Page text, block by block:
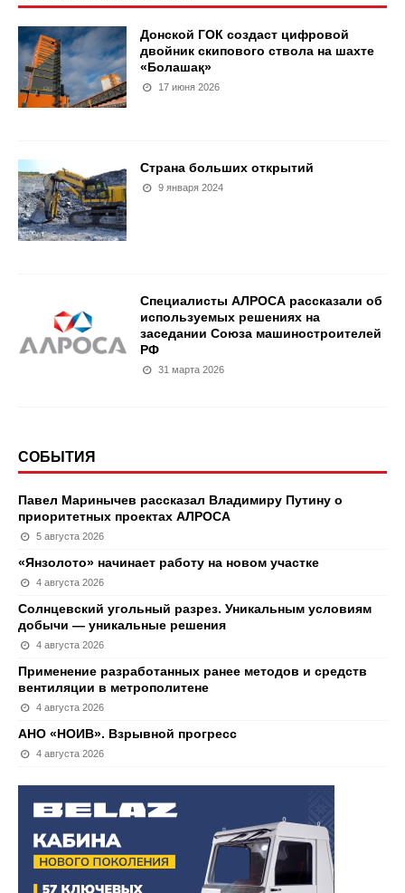
Донской ГОК создаст цифровой
двойник скипового ствола на шахте
«Болашақ»
17 июня 2026
Страна больших открытий
9 января 2024
Специалисты АЛРОСА рассказали об
используемых решениях на
заседании Союза машиностроителей
РФ
31 марта 2026
СОБЫТИЯ
Павел Маринычев рассказал Владимиру Путину о
приоритетных проектах АЛРОСА
5 августа 2026
«Янзолото» начинает работу на новом участке
4 августа 2026
Солнцевский угольный разрез. Уникальным условиям
добычи — уникальные решения
4 августа 2026
Применение разработанных ранее методов и средств
вентиляции в метрополитене
4 августа 2026
АНО «НОИВ». Взрывной прогресс
4 августа 2026